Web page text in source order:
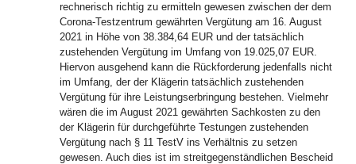
rechnerisch richtig zu ermitteln gewesen zwischen der dem
Corona-Testzentrum gewährten Vergütung am 16. August
2021 in Höhe von 38.384,64 EUR und der tatsächlich
zustehenden Vergütung im Umfang von 19.025,07 EUR.
Hiervon ausgehend kann die Rückforderung jedenfalls nicht
im Umfang, der der Klägerin tatsächlich zustehenden
Vergütung für ihre Leistungserbringung bestehen. Vielmehr
wären die im August 2021 gewährten Sachkosten zu den
der Klägerin für durchgeführte Testungen zustehenden
Vergütung nach § 11 TestV ins Verhältnis zu setzen
gewesen. Auch dies ist im streitgegenständlichen Bescheid